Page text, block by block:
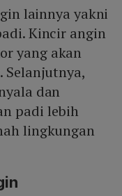
lainnya yakni
Kincir angin
yang akan
dan
padi lebih
lingkungan